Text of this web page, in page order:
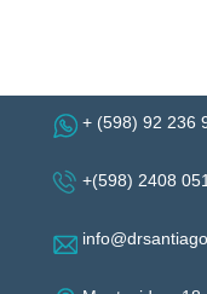
+ (598) 92 236
+(598) 2408